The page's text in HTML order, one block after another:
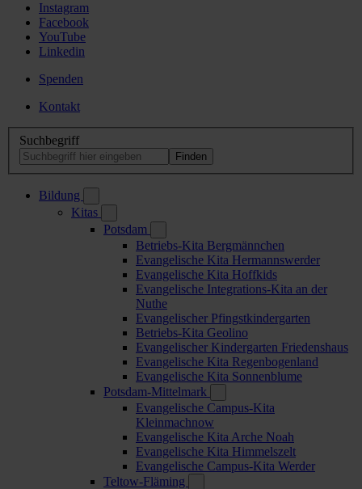
Instagram
Facebook
YouTube
Linkedin
Spenden
Kontakt
Suchbegriff
Bildung
Kitas
Potsdam
Betriebs-Kita Bergmännchen
Evangelische Kita Hermannswerder
Evangelische Kita Hoffkids
Evangelische Integrations-Kita an der
Nuthe
Evangelischer Pfingstkindergarten
Betriebs-Kita Geolino
Evangelischer Kindergarten Friedenshaus
Evangelische Kita Regenbogenland
Evangelische Kita Sonnenblume
Potsdam-Mittelmark
Evangelische Campus-Kita
Kleinmachnow
Evangelische Kita Arche Noah
Evangelische Kita Himmelszelt
Evangelische Campus-Kita Werder
Teltow-Fläming